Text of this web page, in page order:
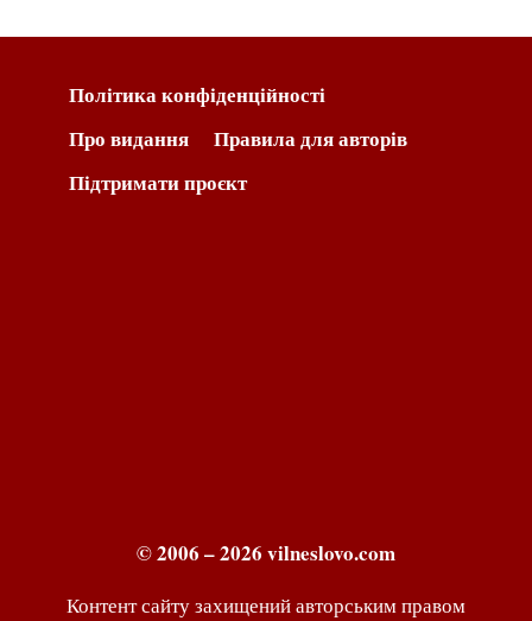
Політика конфіденційності
Про видання
Правила для авторів
Підтримати проєкт
© 2006 – 2026 vilneslovo.com
Контент сайту захищений авторським правом